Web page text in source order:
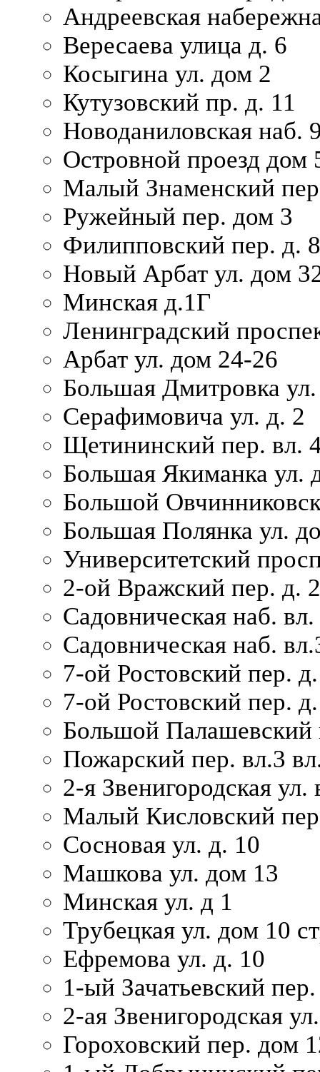
Андреевская
Вересаева улица д. 6
Косыгина ул. дом 2
Кутузовский пр. д. 11
Новоданиловская наб.
Островной проезд дом
Малый Знаменский
Ружейный пер. дом 3
Филипповский пер. д. 8
Новый Арбат ул. дом
Минская д.1Г
Ленинградский
Арбат ул. дом 24-26
Большая Дмитровка
Серафимовича ул. д. 2
Щетининский пер. вл.
Большая Якиманка ул.
Большой
Большая Полянка ул.
Университетский
2-ой Вражский пер. д. 2
Садовническая наб.
Садовническая наб.
7-ой Ростовский пер.
7-ой Ростовский пер.
Большой Палашевский
Пожарский пер. вл.3
2-я Звенигородская ул.
Малый Кисловский
Сосновая ул. д. 10
Машкова ул. дом 13
Минская ул. д 1
Трубецкая ул. дом 10
Ефремова ул. д. 10
1-ый Зачатьевский
2-ая Звенигородская
Гороховский пер. дом